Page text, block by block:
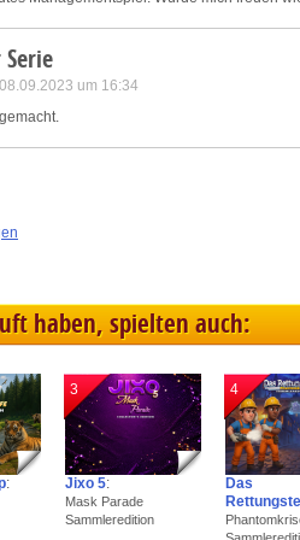
Serie
um 16:34
haben, spielten auch:
:
3
Jixo 5:
Mask Parade
Sammleredition
4
Das